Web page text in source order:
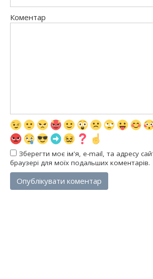
Коментар
Зберегти моє ім'я, e-mail, та адресу
браузері для моїх подальших коментарів.